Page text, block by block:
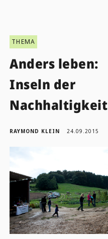
THEMA
Anders leben:
Inseln der
Nachhaltigkeit
RAYMOND KLEIN 24.09.2015